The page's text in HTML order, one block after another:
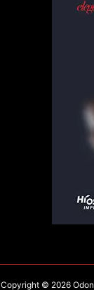
Copyright © 2026